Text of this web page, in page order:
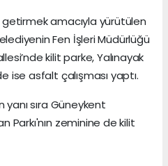
getirmek amacıyla yürütülen
Fen İşleri Müdürlüğü
kilit parke, Yalınayak
ise asfalt çalışması yaptı.
yanı sıra Güneykent
Parkı'nın zeminine de kilit